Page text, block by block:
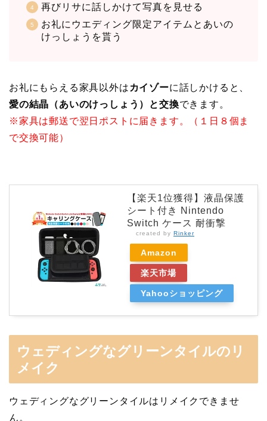
再びリサに話しかけて写真を見せる
お礼にウエディング限定アイテムとあいの
けっしょうを貰う
お礼にもらえる家具以外は カイゾーに話しかけると、
愛の結晶（あいのけっしょう）と交換できます。
※家具は郵送で翌日ポストに届きます。（１日８個ま
で交換可能）
【楽天1位獲得】液晶保護
シート付き Nintendo
Switch ケース 耐衝撃
created by Rinker
Amazon
楽天市場
Yahooショッピング
ウェディングなグリーンタイルのリ
メイク
ウェディングなグリーンタイルはリメイクできませ
ん。